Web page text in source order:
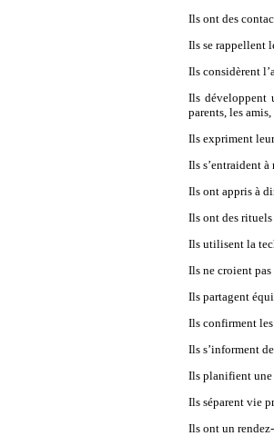
Ils ont des
Ils se rappellent
Ils considèrent
Ils développent
parents, les amis,
Ils expriment
Ils s’entraident à
Ils ont appris à
Ils ont des
Ils utilisent la
Ils ne croient
Ils partagent
Ils confirment les
Ils s’informent
Ils planifient une
Ils séparent vie
Ils ont un